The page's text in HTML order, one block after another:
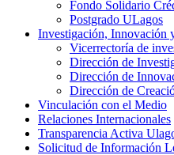
Fondo Solidario
Postgrado ULagos
Investigación, Innovación
Vicerrectoría de
Dirección de
Dirección de
Dirección de
Vinculación con el Medio
Relaciones Internacionales
Transparencia Activa
Solicitud de Información